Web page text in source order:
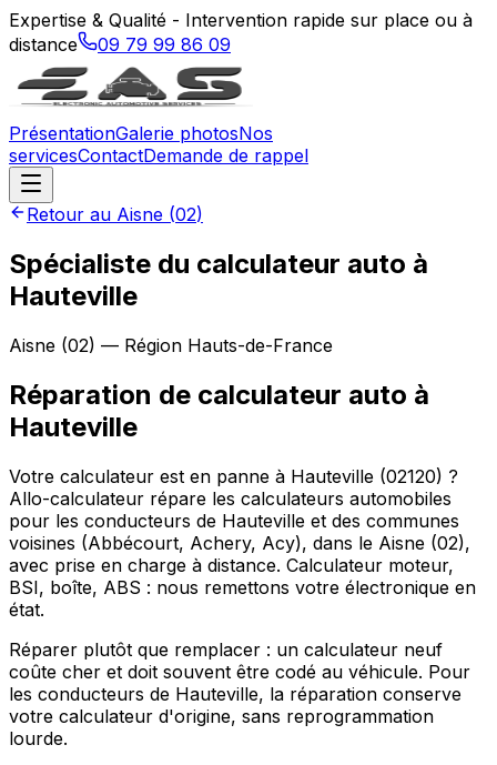
Expertise & Qualité - Intervention rapide sur place ou à
distance
09 79 99 86 09
PrésentationGalerie photosNos
servicesContactDemande de rappel
Retour au Aisne (02)
Spécialiste du calculateur auto à
Hauteville
Aisne (02) — Région Hauts-de-France
Réparation de calculateur auto à
Hauteville
Votre calculateur est en panne à Hauteville (02120) ?
Allo-calculateur répare les calculateurs automobiles
pour les conducteurs de Hauteville et des communes
voisines (Abbécourt, Achery, Acy), dans le Aisne (02),
avec prise en charge à distance. Calculateur moteur,
BSI, boîte, ABS : nous remettons votre électronique en
état.
Réparer plutôt que remplacer : un calculateur neuf
coûte cher et doit souvent être codé au véhicule. Pour
les conducteurs de Hauteville, la réparation conserve
votre calculateur d'origine, sans reprogrammation
lourde.